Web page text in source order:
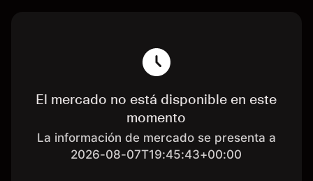
El mercado no está disponible en este
momento
La información de mercado se presenta a
2026-08-07T19:45:43+00:00